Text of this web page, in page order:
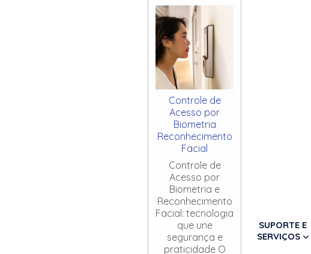
Controle de
Acesso por
Biometria
Reconhecimento
Facial
Controle de
Acesso por
Biometria e
Reconhecimento
Facial: tecnologia
que une
segurança e
praticidade O
SUPORTE E
SERVIÇOS